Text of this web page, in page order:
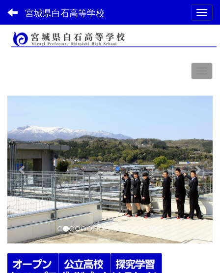
宮城県白石高等学校
e
v
i
o
u
s
t